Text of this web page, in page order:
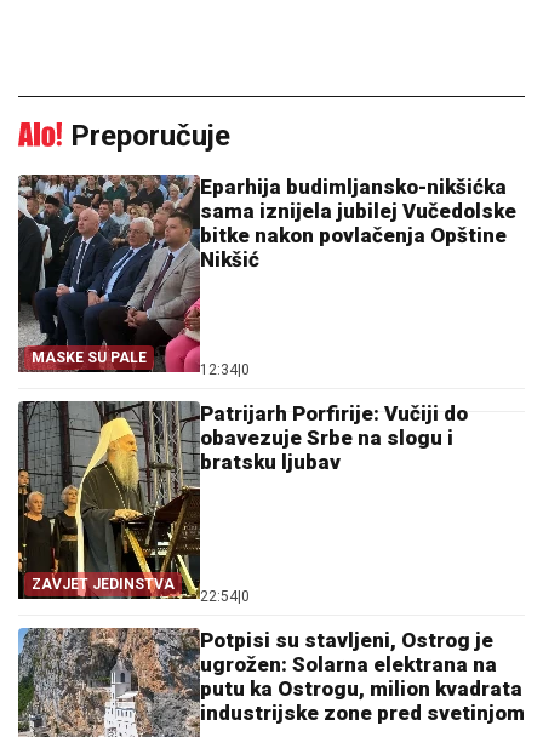
Preporučuje
MASKE SU PALE
Eparhija budimljansko-nikšićka
sama iznijela jubilej Vučedolske
bitke nakon povlačenja Opštine
Nikšić
12:34|0
ZAVJET JEDINSTVA
Patrijarh Porfirije: Vučiji do
obavezuje Srbe na slogu i
bratsku ljubav
22:54|0
Potpisi su stavljeni, Ostrog je
ugrožen: Solarna elektrana na
putu ka Ostrogu, milion kvadrata
industrijske zone pred svetinjom